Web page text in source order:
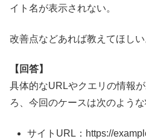
イト名が表示されない。
改善点などあれば教えてほしい
【回答】
具体的なURLやクエリの情報
ろ、今回のケースは次のような
サイトURL：https://